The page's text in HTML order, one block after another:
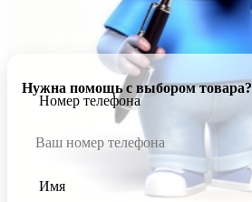
Нужна помощь с выбором товара?
Номер телефона
Имя